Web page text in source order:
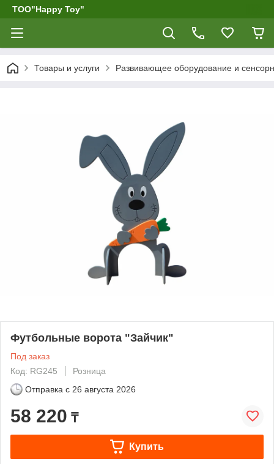
ТОО"Happy Toy"
Товары и услуги Развивающее оборудование и
Футбольные ворота "Зайчик"
Под заказ
Код: RG245
Розница
Отправка с 26 августа 2026
58 220 ₸
Купить